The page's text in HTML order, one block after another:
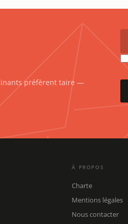
préfèrent taire —
À PROPOS
Charte
Mentions légales
Nous contacter